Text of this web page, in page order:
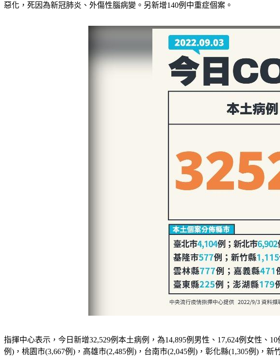
惡化，死因為新冠肺炎、外傷性腦病變。另新增140例中重症個案。
指揮中心表示，今日新增32,529例本土病例，為14,895例男性、17,624例女性、
例)，桃園市(3,667例)，高雄市(2,485例)，台南市(2,045例)，彰化縣(1,305例)，